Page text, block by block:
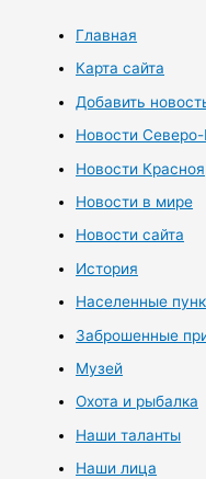
Главная
Карта сайта
Добавить
Новости Северо-
Новости
Новости в мире
Новости сайта
История
Населенные
Заброшенные
Музей
Охота и рыбалка
Наши таланты
Наши лица